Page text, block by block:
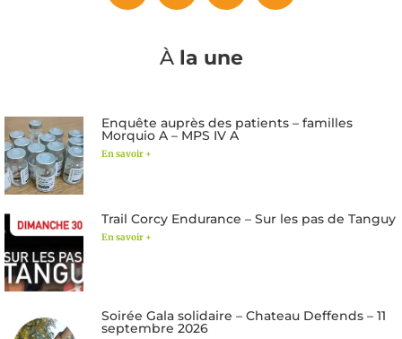
À la une
Enquête auprès des patients – familles
Morquio A – MPS IV A
En savoir +
Trail Corcy Endurance – Sur les pas de Tanguy
En savoir +
Soirée Gala solidaire – Chateau Deffends – 11
septembre 2026